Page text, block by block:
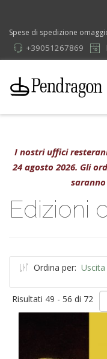
Spese di spedizione
+39051267869
I nostri uffici
24 agosto 2026. Gli
Edizioni
Ordina per:
Risultati 49 - 56 di 72